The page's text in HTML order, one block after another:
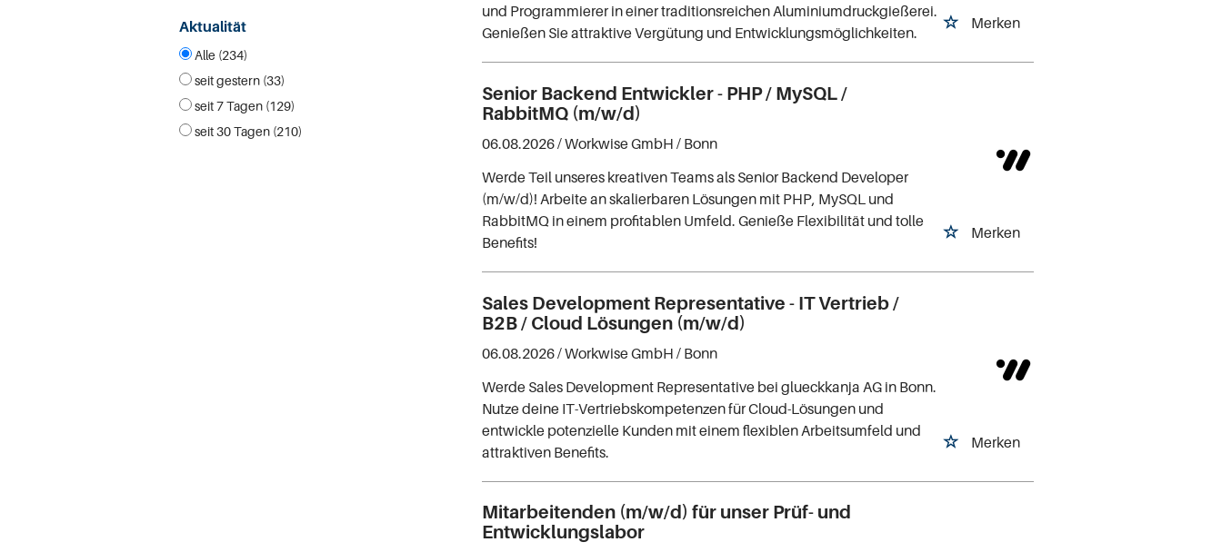
Aktualität
Alle (234)
seit gestern (33)
seit 7 Tagen (129)
seit 30 Tagen (210)
Merken
und Programmierer in einer traditionsreichen Aluminiumdruckgießerei.
Genießen Sie attraktive Vergütung und Entwicklungsmöglichkeiten.
Senior Backend Entwickler - PHP / MySQL /
RabbitMQ (m/w/d)
Merken
06.08.2026 /Workwise GmbH / Bonn
Werde Teil unseres kreativen Teams als Senior Backend Developer
(m/w/d)! Arbeite an skalierbaren Lösungen mit PHP, MySQL und
RabbitMQ in einem profitablen Umfeld. Genieße Flexibilität und tolle
Benefits!
Sales Development Representative - IT Vertrieb /
B2B / Cloud Lösungen (m/w/d)
Merken
06.08.2026 /Workwise GmbH / Bonn
Werde Sales Development Representative bei glueckkanja AG in Bonn.
Nutze deine IT-Vertriebskompetenzen für Cloud-Lösungen und
entwickle potenzielle Kunden mit einem flexiblen Arbeitsumfeld und
attraktiven Benefits.
Mitarbeitenden (m/w/d) für unser Prüf- und
Entwicklungslabor